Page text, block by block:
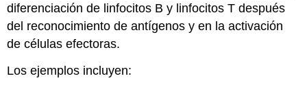
diferenciación de linfocitos B y linfocitos T después
del reconocimiento de antígenos y en la activación
de células efectoras.
Los ejemplos incluyen: